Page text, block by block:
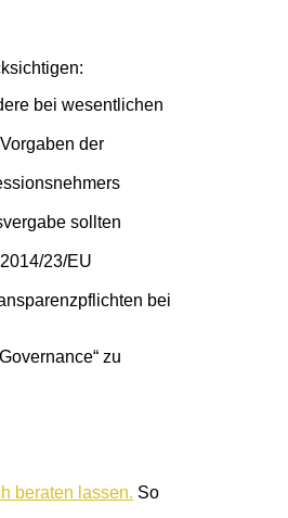
bei wesentlichen
der
sollten
23/EU
bei
zu
beraten lassen. So